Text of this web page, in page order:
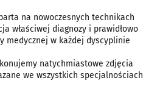
na nowoczesnych technikach
właściwej diagnozy i prawidłowo
medycznej w każdej dyscyplinie
natychmiastowe zdjęcia
we wszystkich specjalnościach